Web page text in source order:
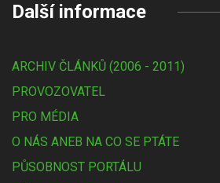
Další informace
ARCHIV ČLÁNKŮ (2006 - 2011)
PROVOZOVATEL
PRO MÉDIA
O NÁS ANEB NA CO SE PTÁTE
PŮSOBNOST PORTÁLU